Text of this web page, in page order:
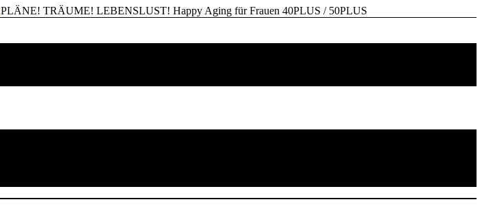
PLÄNE! TRÄUME! LEBENSLUST! Happy Aging für Frauen 40PLUS / 50PLUS